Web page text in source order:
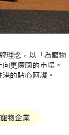
理念，以「為寵物
更廣闊的市場。
的貼心呵護。
物企業